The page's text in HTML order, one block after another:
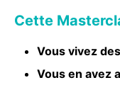
Cette
Vous vivez
Vous en avez